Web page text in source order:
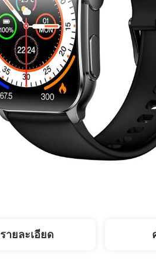
ายละเอียด